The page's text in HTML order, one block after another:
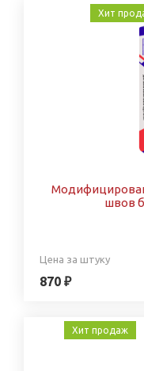
Хит
швов
Цена за штуку
870 ₽
Хит продаж